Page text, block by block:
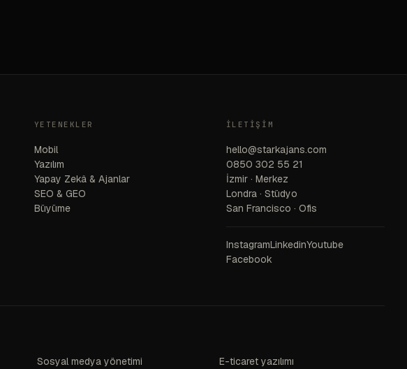
YETENEKLER
Mobil
Yazılım
Yapay Zekâ & Ajanlar
SEO & GEO
Büyüme
İLETIŞIM
hello@starkajans.com
0850 302 55 21
İzmir · Merkez
Londra · Stüdyo
San Francisco · Ofis
InstagramLinkedinYoutube
Facebook
Sosyal medya yönetimi E-ticaret yazılımı